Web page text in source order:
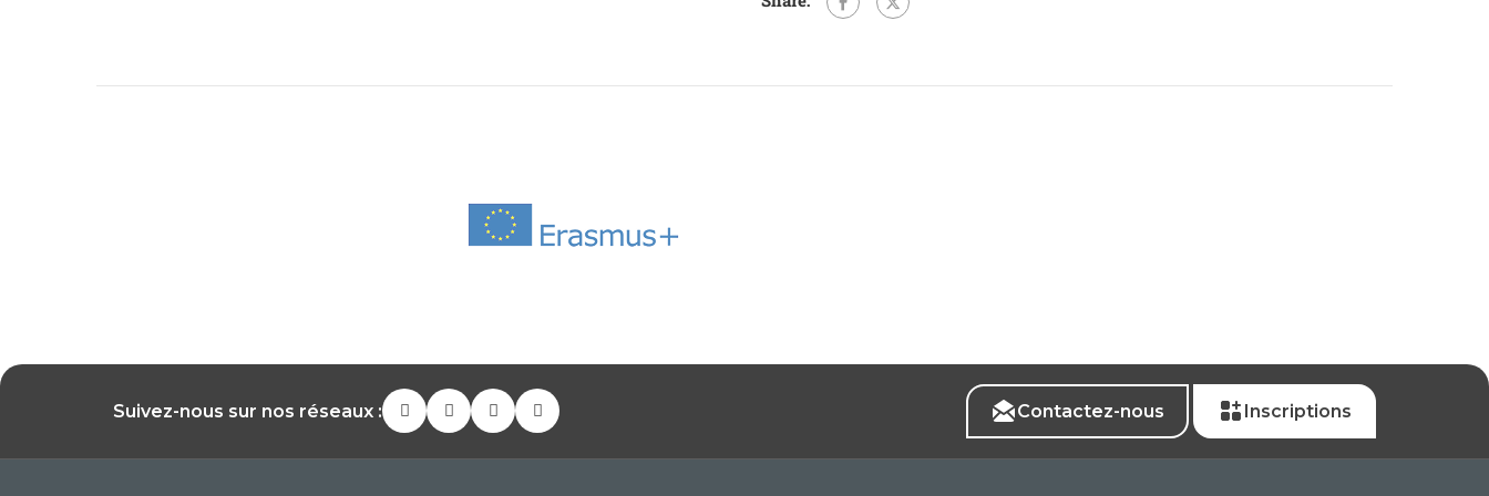
Suivez-nous sur nos réseaux : Contactez-nous Inscriptions